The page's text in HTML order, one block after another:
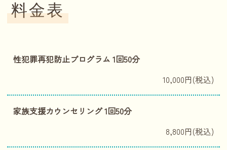
料金表
性犯罪再犯防止プログラム 1回50分
10,000円(税込)
家族支援カウンセリング 1回50分
8,800円(税込)